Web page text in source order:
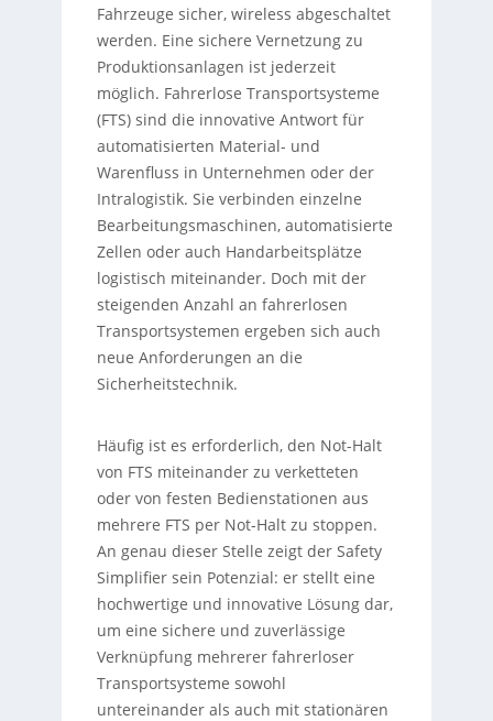
Fahrzeuge sicher, wireless abgeschaltet
werden. Eine sichere Vernetzung zu
Produktionsanlagen ist jederzeit
möglich. Fahrerlose Transportsysteme
(FTS) sind die innovative Antwort für
automatisierten Material- und
Warenfluss in Unternehmen oder der
Intralogistik. Sie verbinden einzelne
Bearbeitungsmaschinen, automatisierte
Zellen oder auch Handarbeitsplätze
logistisch miteinander. Doch mit der
steigenden Anzahl an fahrerlosen
Transportsystemen ergeben sich auch
neue Anforderungen an die
Sicherheitstechnik.
Häufig ist es erforderlich, den Not-Halt
von FTS miteinander zu verketteten
oder von festen Bedienstationen aus
mehrere FTS per Not-Halt zu stoppen.
An genau dieser Stelle zeigt der Safety
Simplifier sein Potenzial: er stellt eine
hochwertige und innovative Lösung dar,
um eine sichere und zuverlässige
Verknüpfung mehrerer fahrerloser
Transportsysteme sowohl
untereinander als auch mit stationären